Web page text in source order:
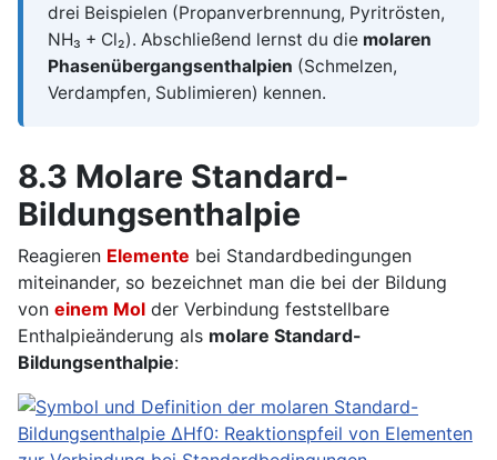
drei Beispielen (Propanverbrennung, Pyritrösten,
NH₃ + Cl₂). Abschließend lernst du die molaren
Phasenübergangsenthalpien (Schmelzen,
Verdampfen, Sublimieren) kennen.
8.3 Molare Standard-
Bildungsenthalpie
Reagieren Elemente bei Standardbedingungen
miteinander, so bezeichnet man die bei der Bildung
von einem Mol der Verbindung feststellbare
Enthalpieänderung als molare Standard-
Bildungsenthalpie: